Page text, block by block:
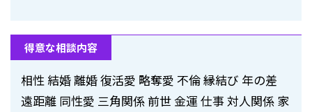
得意な相談内容
相性 結婚 離婚 復活愛 略奪愛 不倫 縁結び 年の差
遠距離 同性愛 三角関係 前世 金運 仕事 対人関係 家